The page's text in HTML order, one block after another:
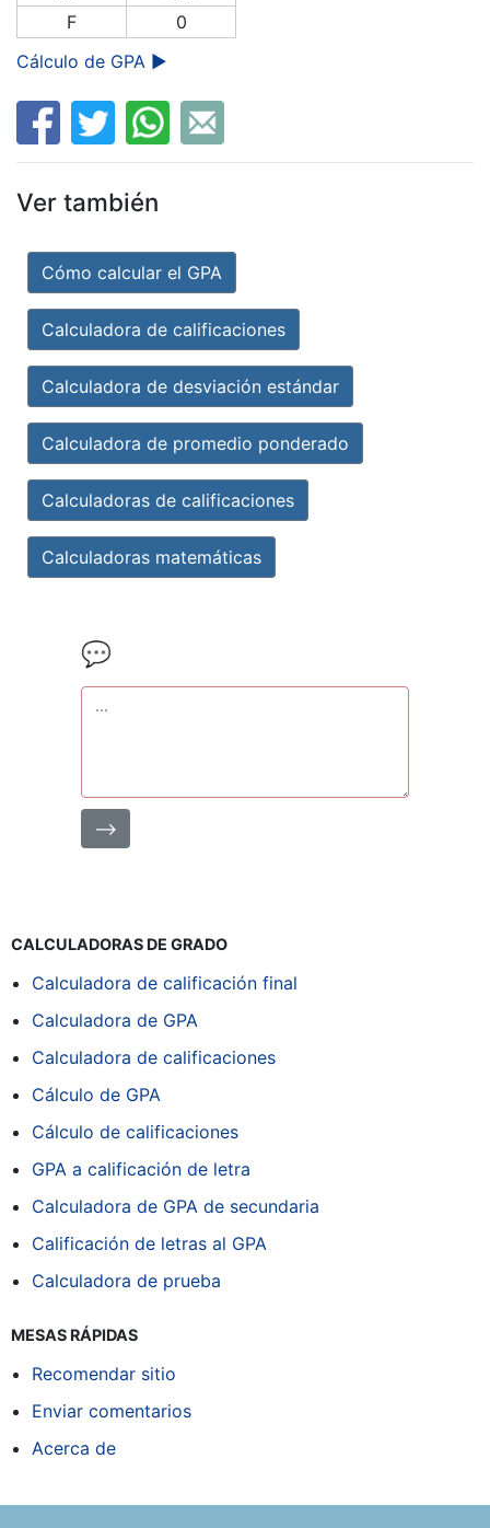
F
0
Cálculo de GPA ►
Ver también
Cómo calcular el GPA
Calculadora de calificaciones
Calculadora de desviación estándar
Calculadora de promedio ponderado
Calculadoras de calificaciones
Calculadoras matemáticas
💬
⟶
CALCULADORAS DE GRADO
Calculadora de calificación final
Calculadora de GPA
Calculadora de calificaciones
Cálculo de GPA
Cálculo de calificaciones
GPA a calificación de letra
Calculadora de GPA de secundaria
Calificación de letras al GPA
Calculadora de prueba
MESAS RÁPIDAS
Recomendar sitio
Enviar comentarios
Acerca de